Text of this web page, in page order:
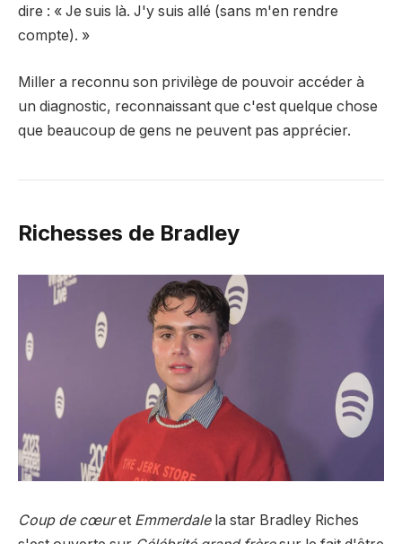
dire : « Je suis là. J'y suis allé (sans m'en rendre
compte). »
Miller a reconnu son privilège de pouvoir accéder à
un diagnostic, reconnaissant que c'est quelque chose
que beaucoup de gens ne peuvent pas apprécier.
Richesses de Bradley
Coup de cœuret Emmerdale la star Bradley Riches